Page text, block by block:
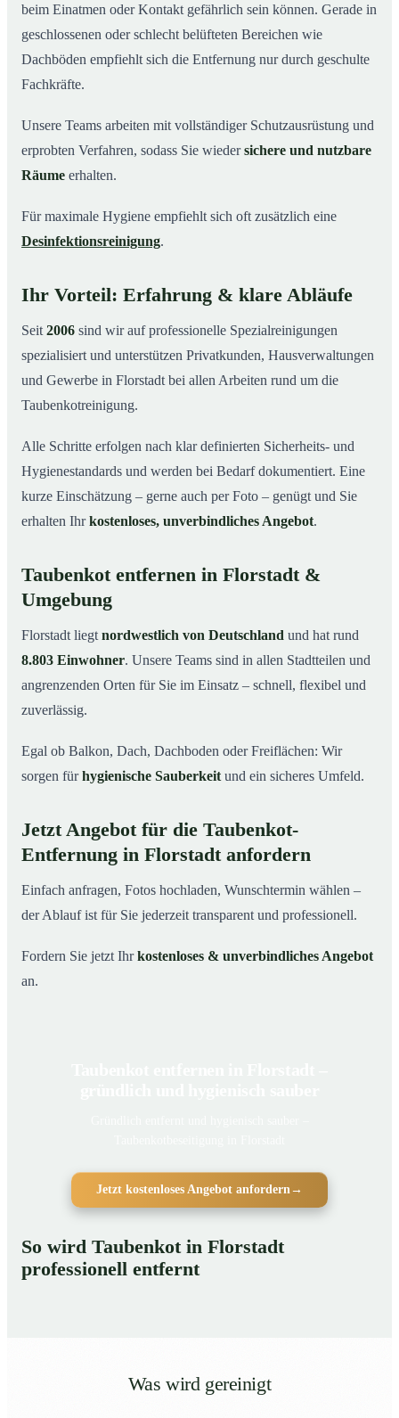
beim Einatmen oder Kontakt gefährlich sein können. Gerade in
geschlossenen oder schlecht belüfteten Bereichen wie
Dachböden empfiehlt sich die Entfernung nur durch geschulte
Fachkräfte.
Unsere Teams arbeiten mit vollständiger Schutzausrüstung und
erprobten Verfahren, sodass Sie wiedersichere und nutzbare
Räume erhalten.
Für maximale Hygiene empfiehlt sich oft zusätzlich eine
Desinfektionsreinigung.
Ihr Vorteil: Erfahrung & klare Abläufe
Seit 2006 sind wir auf professionelle Spezialreinigungen
spezialisiert und unterstützen Privatkunden, Hausverwaltungen
und Gewerbe in Florstadt bei allen Arbeiten rund um die
Taubenkotreinigung.
Alle Schritte erfolgen nach klar definierten Sicherheits- und
Hygienestandards und werden bei Bedarf dokumentiert. Eine
kurze Einschätzung – gerne auch per Foto – genügt und Sie
erhalten Ihrkostenloses, unverbindliches Angebot.
Taubenkot entfernen in Florstadt &
Umgebung
Florstadt liegt nordwestlich von Deutschland und hat rund
8.803 Einwohner. Unsere Teams sind in allen Stadtteilen und
angrenzenden Orten für Sie im Einsatz – schnell, flexibel und
zuverlässig.
Egal ob Balkon, Dach, Dachboden oder Freiflächen: Wir
sorgen fürhygienische Sauberkeit und ein sicheres Umfeld.
Jetzt Angebot für die Taubenkot-
Entfernung in Florstadt anfordern
Einfach anfragen, Fotos hochladen, Wunschtermin wählen –
der Ablauf ist für Sie jederzeit transparent und professionell.
Fordern Sie jetzt Ihrkostenloses & unverbindliches Angebot
an.
Jetzt kostenloses Angebot anfordern →
So wird Taubenkot in Florstadt
professionell entfernt
Was wird gereinigt